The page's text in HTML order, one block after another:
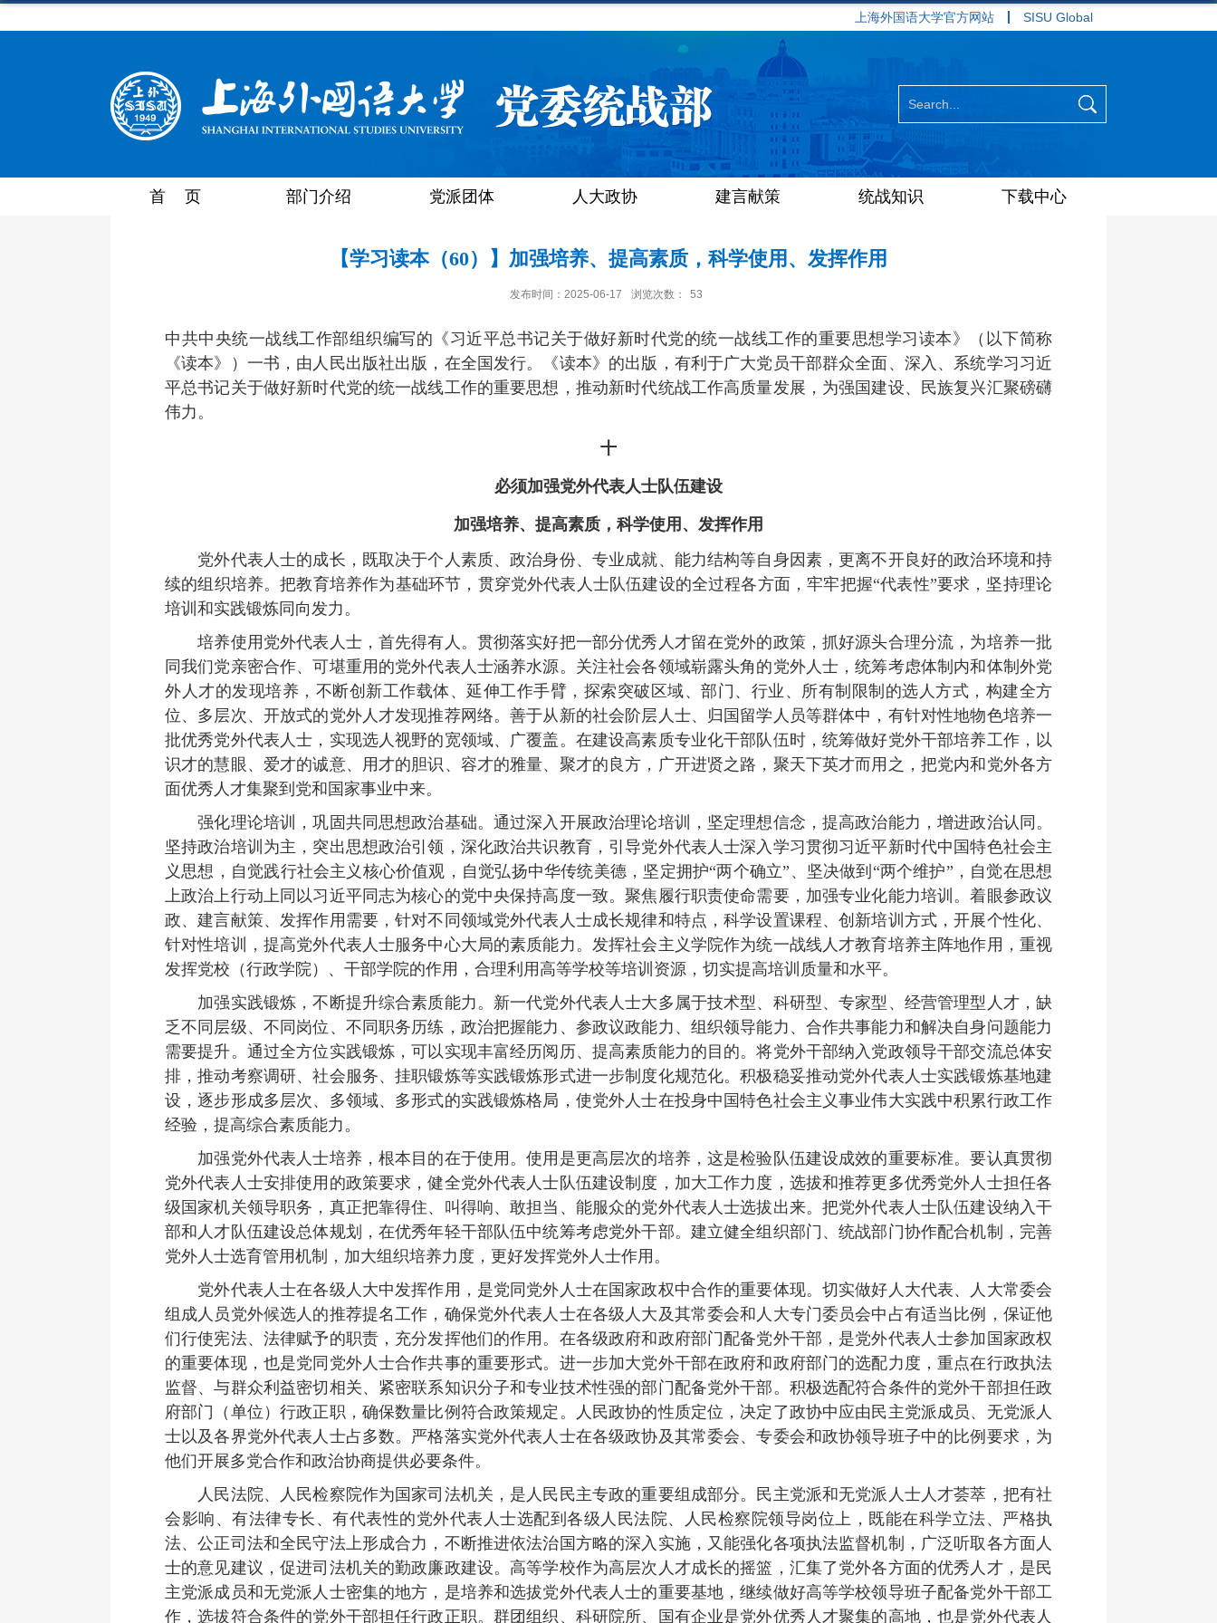
上海外国语大学官方网站 SISU Global
首 页 部门介绍 党派团体 人大政协 建言献策 统战知识 下载中心
【学习读本（60）】加强培养、提高素质，科学使用、发挥作用
发布时间：2025-06-17 浏览次数： 53
中共中央统一战线工作部组织编写的《习近平总书记关于做好新时代党的统一战线工作的重要思想学习读本》（以下简称
《读本》）一书，由人民出版社出版，在全国发行。《读本》的出版，有利于广大党员干部群众全面、深入、系统学习习近
平总书记关于做好新时代党的统一战线工作的重要思想，推动新时代统战工作高质量发展，为强国建设、民族复兴汇聚磅礴
伟力。
十
必须加强党外代表人士队伍建设
加强培养、提高素质，科学使用、发挥作用
党外代表人士的成长，既取决于个人素质、政治身份、专业成就、能力结构等自身因素，更离不开良好的政治环境和持
续的组织培养。把教育培养作为基础环节，贯穿党外代表人士队伍建设的全过程各方面，牢牢把握“代表性”要求，坚持理论
培训和实践锻炼同向发力。
培养使用党外代表人士，首先得有人。贯彻落实好把一部分优秀人才留在党外的政策，抓好源头合理分流，为培养一批
同我们党亲密合作、可堪重用的党外代表人士涵养水源。关注社会各领域崭露头角的党外人士，统筹考虑体制内和体制外党
外人才的发现培养，不断创新工作载体、延伸工作手臂，探索突破区域、部门、行业、所有制限制的选人方式，构建全方
位、多层次、开放式的党外人才发现推荐网络。善于从新的社会阶层人士、归国留学人员等群体中，有针对性地物色培养一
批优秀党外代表人士，实现选人视野的宽领域、广覆盖。在建设高素质专业化干部队伍时，统筹做好党外干部培养工作，以
识才的慧眼、爱才的诚意、用才的胆识、容才的雅量、聚才的良方，广开进贤之路，聚天下英才而用之，把党内和党外各方
面优秀人才集聚到党和国家事业中来。
强化理论培训，巩固共同思想政治基础。通过深入开展政治理论培训，坚定理想信念，提高政治能力，增进政治认同。
坚持政治培训为主，突出思想政治引领，深化政治共识教育，引导党外代表人士深入学习贯彻习近平新时代中国特色社会主
义思想，自觉践行社会主义核心价值观，自觉弘扬中华传统美德，坚定拥护“两个确立”、坚决做到“两个维护”，自觉在思想
上政治上行动上同以习近平同志为核心的党中央保持高度一致。聚焦履行职责使命需要，加强专业化能力培训。着眼参政议
政、建言献策、发挥作用需要，针对不同领域党外代表人士成长规律和特点，科学设置课程、创新培训方式，开展个性化、
针对性培训，提高党外代表人士服务中心大局的素质能力。发挥社会主义学院作为统一战线人才教育培养主阵地作用，重视
发挥党校（行政学院）、干部学院的作用，合理利用高等学校等培训资源，切实提高培训质量和水平。
加强实践锻炼，不断提升综合素质能力。新一代党外代表人士大多属于技术型、科研型、专家型、经营管理型人才，缺
乏不同层级、不同岗位、不同职务历练，政治把握能力、参政议政能力、组织领导能力、合作共事能力和解决自身问题能力
需要提升。通过全方位实践锻炼，可以实现丰富经历阅历、提高素质能力的目的。将党外干部纳入党政领导干部交流总体安
排，推动考察调研、社会服务、挂职锻炼等实践锻炼形式进一步制度化规范化。积极稳妥推动党外代表人士实践锻炼基地建
设，逐步形成多层次、多领域、多形式的实践锻炼格局，使党外人士在投身中国特色社会主义事业伟大实践中积累行政工作
经验，提高综合素质能力。
加强党外代表人士培养，根本目的在于使用。使用是更高层次的培养，这是检验队伍建设成效的重要标准。要认真贯彻
党外代表人士安排使用的政策要求，健全党外代表人士队伍建设制度，加大工作力度，选拔和推荐更多优秀党外人士担任各
级国家机关领导职务，真正把靠得住、叫得响、敢担当、能服众的党外代表人士选拔出来。把党外代表人士队伍建设纳入干
部和人才队伍建设总体规划，在优秀年轻干部队伍中统筹考虑党外干部。建立健全组织部门、统战部门协作配合机制，完善
党外人士选育管用机制，加大组织培养力度，更好发挥党外人士作用。
党外代表人士在各级人大中发挥作用，是党同党外人士在国家政权中合作的重要体现。切实做好人大代表、人大常委会
组成人员党外候选人的推荐提名工作，确保党外代表人士在各级人大及其常委会和人大专门委员会中占有适当比例，保证他
们行使宪法、法律赋予的职责，充分发挥他们的作用。在各级政府和政府部门配备党外干部，是党外代表人士参加国家政权
的重要体现，也是党同党外人士合作共事的重要形式。进一步加大党外干部在政府和政府部门的选配力度，重点在行政执法
监督、与群众利益密切相关、紧密联系知识分子和专业技术性强的部门配备党外干部。积极选配符合条件的党外干部担任政
府部门（单位）行政正职，确保数量比例符合政策规定。人民政协的性质定位，决定了政协中应由民主党派成员、无党派人
士以及各界党外代表人士占多数。严格落实党外代表人士在各级政协及其常委会、专委会和政协领导班子中的比例要求，为
他们开展多党合作和政治协商提供必要条件。
人民法院、人民检察院作为国家司法机关，是人民民主专政的重要组成部分。民主党派和无党派人士人才荟萃，把有社
会影响、有法律专长、有代表性的党外代表人士选配到各级人民法院、人民检察院领导岗位上，既能在科学立法、严格执
法、公正司法和全民守法上形成合力，不断推进依法治国方略的深入实施，又能强化各项执法监督机制，广泛听取各方面人
士的意见建议，促进司法机关的勤政廉政建设。高等学校作为高层次人才成长的摇篮，汇集了党外各方面的优秀人才，是民
主党派成员和无党派人士密集的地方，是培养和选拔党外代表人士的重要基地，继续做好高等学校领导班子配备党外干部工
作，选拔符合条件的党外干部担任行政正职。群团组织、科研院所、国有企业是党外优秀人才聚集的高地，也是党外代表人